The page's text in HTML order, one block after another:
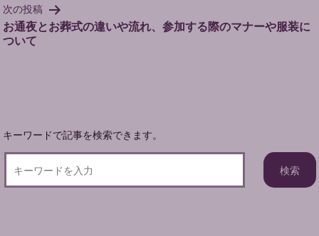
ゲ
ー
シ
次の投稿
お通夜とお葬式の違いや流れ、参加する際のマナーや服装に
ついて
キーワードで記事を検索できます。